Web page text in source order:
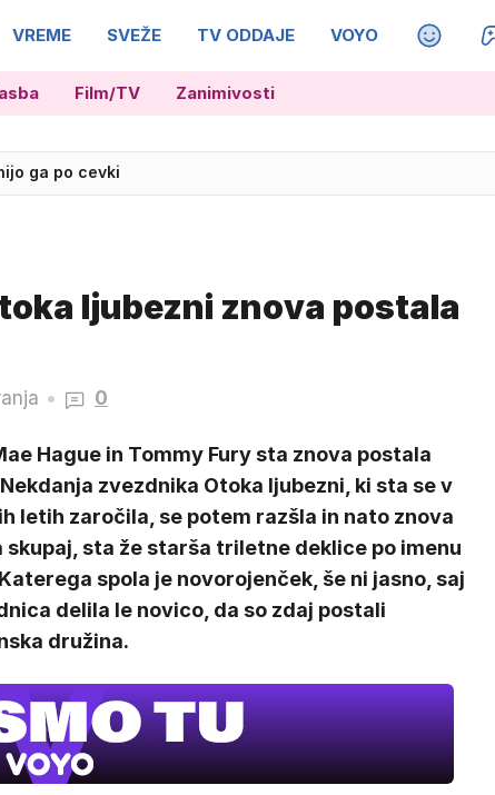
VREME SVEŽE TV ODDAJE VOYO MAGAZIN
Film/TV Zanimivosti
može čim prej ubijejo
ljubezni znova postala
0
Hague in Tommy Fury sta znova postala
zvezdnika Otoka ljubezni, ki sta se v
letih zaročila, se potem razšla in nato znova
skupaj, sta že starša triletne deklice po imenu
spola je novorojenček, še ni jasno, saj
delila le novico, da so zdaj postali
družina.